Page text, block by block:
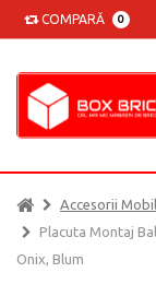
COMPARĂ 0
Accesorii
Placuta Montaj
Onix, Blum